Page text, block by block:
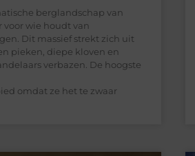
berglandschap van
voor wie houdt van
Dit massief strekt zich uit
pieken, diepe kloven en
verbazen. De hoogste
omdat ze het te zwaar